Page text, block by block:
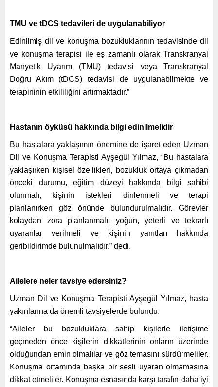
TMU ve tDCS tedavileri de uygulanabiliyor
Edinilmiş dil ve konuşma bozukluklarının tedavisinde dil
ve konuşma terapisi ile eş zamanlı olarak Transkranyal
Manyetik Uyarım (TMU) tedavisi veya Transkranyal
Doğru Akım (tDCS) tedavisi de uygulanabilmekte ve
terapininin etkililiğini artırmaktadır.”
Hastanın öyküsü hakkında bilgi edinilmelidir
Bu hastalara yaklaşımın önemine de işaret eden Uzman
Dil ve Konuşma Terapisti Ayşegül Yılmaz, “Bu hastalara
yaklaşırken kişisel özellikleri, bozukluk ortaya çıkmadan
önceki durumu, eğitim düzeyi hakkında bilgi sahibi
olunmalı, kişinin istekleri dinlenmeli ve terapi
planlanırken göz önünde bulundurulmalıdır. Görevler
kolaydan zora planlanmalı, yoğun, yeterli ve tekrarlı
uyaranlar verilmeli ve kişinin yanıtları hakkında
geribildirimde bulunulmalıdır.” dedi.
Ailelere neler tavsiye edersiniz?
Uzman Dil ve Konuşma Terapisti Ayşegül Yılmaz, hasta
yakınlarına da önemli tavsiyelerde bulundu:
“Aileler bu bozukluklara sahip kişilerle iletişime
geçmeden önce kişilerin dikkatlerinin onların üzerinde
olduğundan emin olmalılar ve göz temasını sürdürmeliler.
Konuşma ortamında başka bir sesli uyaran olmamasına
dikkat etmeliler. Konuşma esnasında karşı tarafın daha iyi